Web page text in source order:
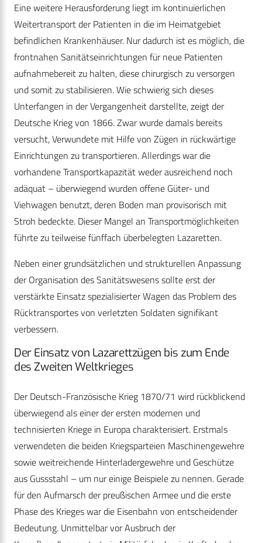
Eine weitere Herausforderung liegt im kontinuierlichen
Weitertransport der Patienten in die im Heimatgebiet
befindlichen Krankenhäuser. Nur dadurch ist es möglich, die
frontnahen Sanitätseinrichtungen für neue Patienten
aufnahmebereit zu halten, diese chirurgisch zu versorgen
und somit zu stabilisieren. Wie schwierig sich dieses
Unterfangen in der Vergangenheit darstellte, zeigt der
Deutsche Krieg von 1866. Zwar wurde damals bereits
versucht, Verwundete mit Hilfe von Zügen in rückwärtige
Einrichtungen zu transportieren. Allerdings war die
vorhandene Transportkapazität weder ausreichend noch
adäquat – überwiegend wurden offene Güter- und
Viehwagen benutzt, deren Boden man provisorisch mit
Stroh bedeckte. Dieser Mangel an Transportmöglichkeiten
führte zu teilweise fünffach überbelegten Lazaretten.
Neben einer grundsätzlichen und strukturellen Anpassung
der Organisation des Sanitätswesens sollte erst der
verstärkte Einsatz spezialisierter Wagen das Problem des
Rücktransportes von verletzten Soldaten signifikant
verbessern.
Der Einsatz von Lazarettzügen bis zum Ende
des Zweiten Weltkrieges
Der Deutsch-Französische Krieg 1870/71 wird rückblickend
überwiegend als einer der ersten modernen und
technisierten Kriege in Europa charakterisiert. Erstmals
verwendeten die beiden Kriegsparteien Maschinengewehre
sowie weitreichende Hinterladergewehre und Geschütze
aus Gussstahl – um nur einige Beispiele zu nennen. Gerade
für den Aufmarsch der preußischen Armee und die erste
Phase des Krieges war die Eisenbahn von entscheidender
Bedeutung. Unmittelbar vor Ausbruch der